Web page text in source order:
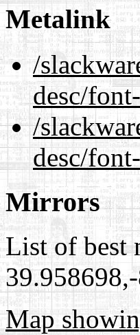
Metalink
/
desc/
/
desc/
Mirrors
List of best
Map